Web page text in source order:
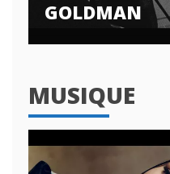
GOLDMAN
MUSIQUE